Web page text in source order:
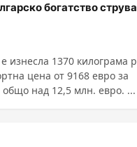
богатство
изнесла 1370 килограма
цена от 9168 евро за
общо над 12,5 млн. евро. ...